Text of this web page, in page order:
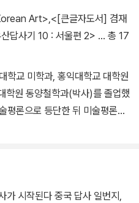
Art> <[큰글자도서] 겸재
답사기 10 : 서울편 2> … 총 17
학교 미학과, 홍익대학교 대학원
학원 동양철학과(박사)를 졸업했
평론으로 등단한 뒤 미술평론가
및 박물관장, 명지대학교 교수
화재청장을 역임했고 현재 국립
가 시작된다 중국 답사 일번지,